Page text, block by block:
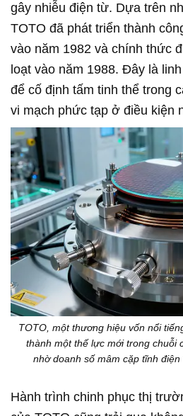
gây nhiễu điện từ. Dựa trên
TOTO đã phát triển thành
vào năm 1982 và chính thức
loạt vào năm 1988. Đây là
để cố định tấm tinh thể trong
vi mạch phức tạp ở điều kiện
TOTO, một thương hiệu vốn nổi
thành một thế lực mới trong chuỗi
nhờ doanh số mâm cặp tĩnh
Hành trình chinh phục thị